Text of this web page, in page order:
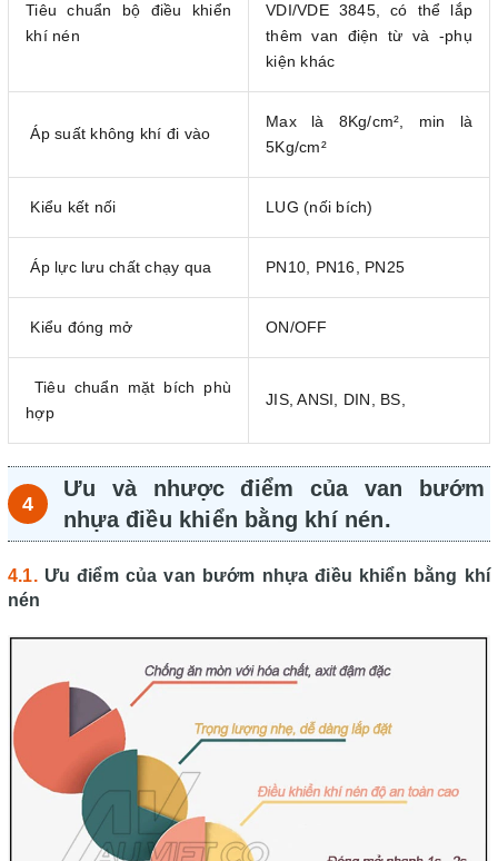
Tiêu chuẩn bộ điều khiển
khí nén
VDI/VDE 3845, có thể lắp
thêm van điện từ và -phụ
kiện khác
Áp suất không khí đi vào
Max là 8Kg/cm², min là
5Kg/cm²
Kiểu kết nối LUG (nối bích)
Áp lực lưu chất chạy qua PN10, PN16, PN25
Kiểu đóng mở ON/OFF
Tiêu chuẩn mặt bích phù
hợp
JIS, ANSI, DIN, BS,
Ưu và nhược điểm của van bướm
nhựa điều khiển bằng khí nén.
Ưu điểm của van bướm nhựa điều khiển bằng khí
nén